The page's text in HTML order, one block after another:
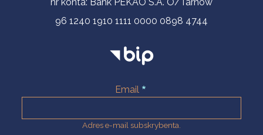
96 1240 1910 1111 0000 0898 4744
Email
Adres e-mail subskrybenta.